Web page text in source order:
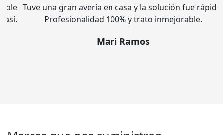
Tuve una gran avería en casa y la solución fue rápida.
Profesionalidad 100% y trato inmejorable.
Mari Ramos